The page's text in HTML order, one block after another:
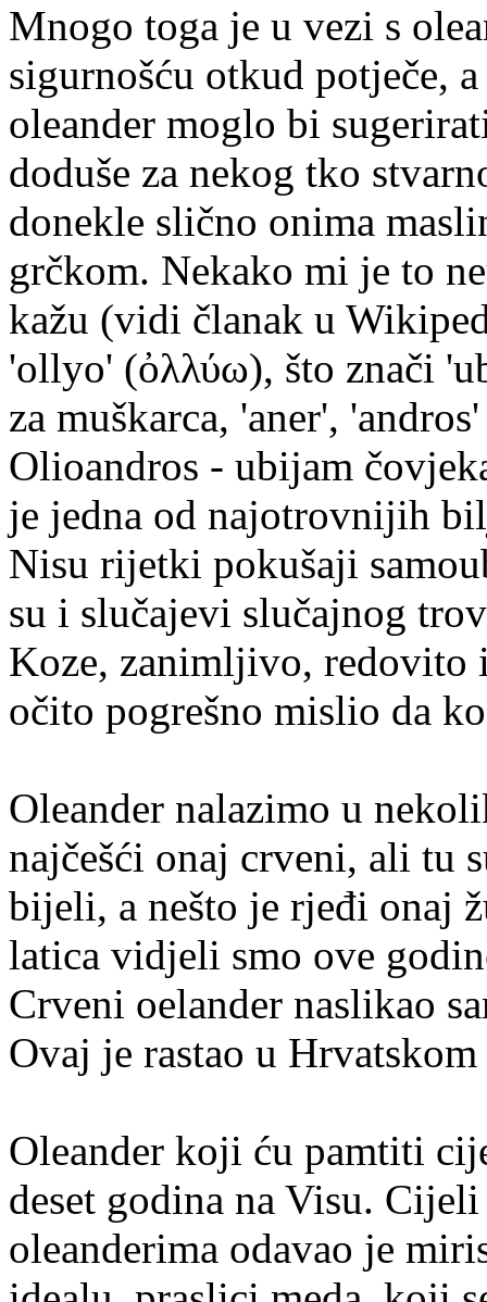
Mnogo toga je u vezi s
sigurnošću otkud potječe,
oleander moglo bi
doduše za nekog tko
donekle slično onima
grčkom. Nekako mi je to
kažu (vidi članak u
'οllyo' (ὀλλύω), što znači
za muškarca, 'aner',
Olioandros - ubijam
je jedna od najotrovnijih
Nisu rijetki pokušaji
su i slučajevi slučajnog
Koze, zanimljivo, redovito
očito pogrešno mislio da
Oleander nalazimo u
najčešći onaj crveni, ali tu
bijeli, a nešto je rjeđi onaj
latica vidjeli smo ove
Crveni oelander naslikao
Ovaj je rastao u
Oleander koji ću pamtiti
deset godina na Visu.
oleanderima odavao je